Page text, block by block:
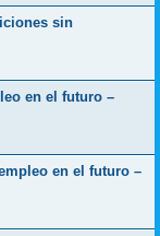
sin
en el futuro –
en el futuro –